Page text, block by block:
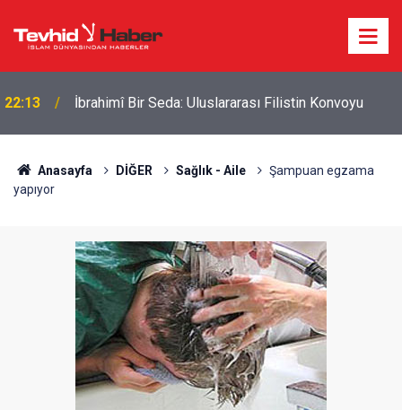
22:13 İbrahimî Bir Seda: Uluslararası Filistin Konvoyu
Anasayfa DİĞER Sağlık - Aile
Şampuan egzama
yapıyor